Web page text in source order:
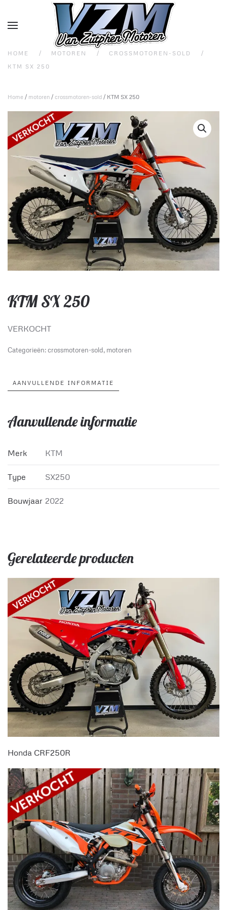
Overslaan en naar de inhoud gaan
HOME MOTOREN
CROSSMOTOREN-SOLD
KTM SX 250
Home / motoren / crossmotoren-sold / KTM SX 250
KTM SX 250
VERKOCHT
Categorieën:crossmotoren-sold, motoren
AANVULLENDE INFORMATIE
Aanvullende informatie
Merk KTM
Type SX250
Bouwjaar 2022
Gerelateerde producten
Honda CRF250R